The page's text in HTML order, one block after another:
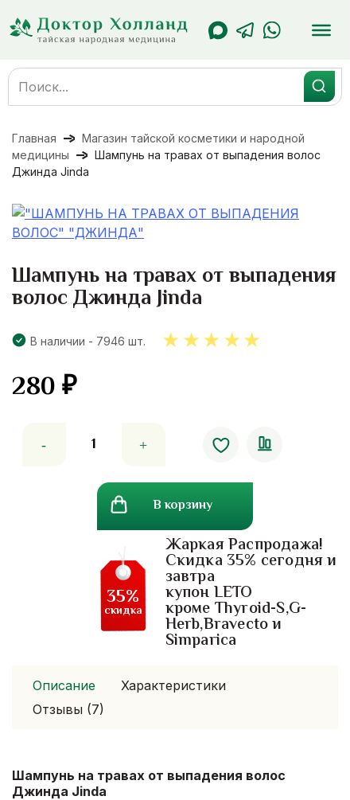
содержанию
Search
for:
Главная
Магазин тайской косметики и народной
медицины
Шампунь на травах от выпадения волос
Джинда Jinda
Шампунь на травах от выпадения
волос Джинда Jinda
В наличии - 7946 шт.
280₽
товара
В корзину
Жаркая Распродажа!
Скидка 35% сегодня и
завтра
купон LETO
кроме Thyroid-S,G-
Herb,Bravecto и
Simparica
35%
скидка
Описание
Характеристики
Отзывы (7)
Шампунь на травах от выпадения волос
Джинда Jinda